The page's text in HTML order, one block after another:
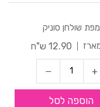
מפת שולחן סוניק
12.90 ש"ח
הוספה לסל